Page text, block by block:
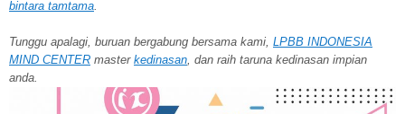
bintara tamtama
Tunggu apalagi, buruan bergabung bersama kami, LPBB INDONESIA
MIND CENTER master kedinasan , dan raih taruna kedinasan impian
anda.